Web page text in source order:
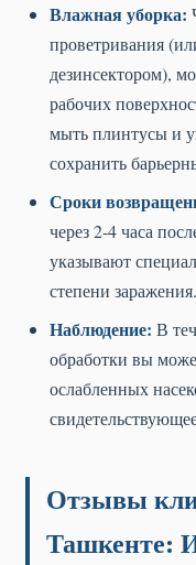
Влажная уборка:
проветривания
дезинсектором),
рабочих
мыть плинтусы и
сохранить
Сроки
через 2-4 часа
указывают
степени заражения.
Наблюдение: В
обработки вы
ослабленных
Отзывы
Ташкенте: